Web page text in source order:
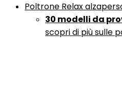
Poltrone Relax
30 modelli da
scopri di più sulle